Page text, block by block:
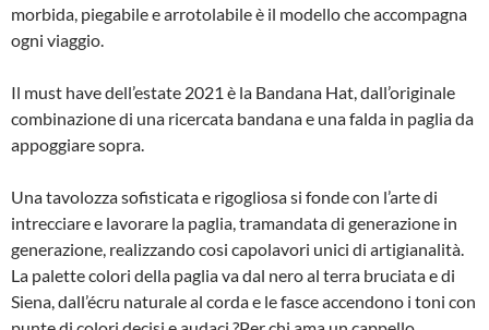
morbida, piegabile e arrotolabile è il modello che accompagna
ogni viaggio.
Il must have dell’estate 2021 è la Bandana Hat, dall’originale
combinazione di una ricercata bandana e una falda in paglia da
appoggiare sopra.
Una tavolozza sofisticata e rigogliosa si fonde con l’arte di
intrecciare e lavorare la paglia, tramandata di generazione in
generazione, realizzando cosi capolavori unici di artigianalità.
La palette colori della paglia va dal nero al terra bruciata e di
Siena, dall’écru naturale al corda e le fasce accendono i toni con